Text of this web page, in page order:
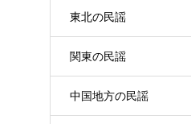
東北の民謡
関東の民謡
中国地方の民謡